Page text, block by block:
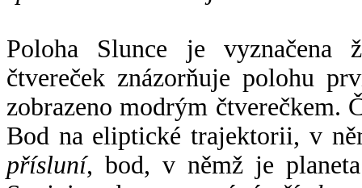
Poloha Slunce je vyznačena
čtvereček znázorňuje polohu
zobrazeno modrým čtverečkem.
Bod na eliptické trajektorii, v
přísluní, bod, v němž je